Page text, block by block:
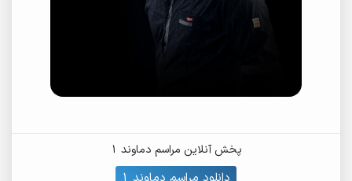
پخش آنلاین مراسم دماوند 1